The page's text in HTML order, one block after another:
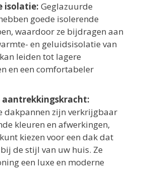
isolatie: Geglazuurde
goede isolerende
waardoor ze bijdragen aan
en geluidsisolatie van
leiden tot lagere
en een comfortabeler
aantrekkingskracht:
dakpannen zijn verkrijgbaar
kleuren en afwerkingen,
kiezen voor een dak dat
de stijl van uw huis. Ze
een luxe en moderne